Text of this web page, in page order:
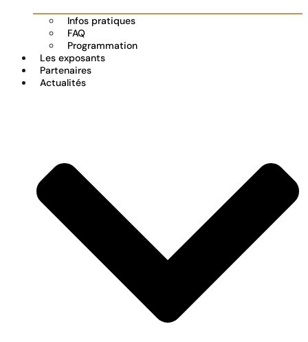
Infos pratiques
FAQ
Programmation
Les exposants
Partenaires
Actualités